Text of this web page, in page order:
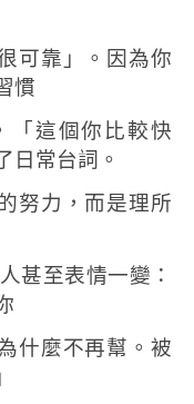
可靠」。 因為你
慣
「這個你比較快
日常台詞。
努力， 而是理所
甚至表情一變：
什麼不再幫。被